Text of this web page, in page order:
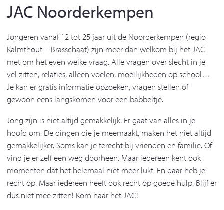
JAC Noorderkempen
Jongeren vanaf 12 tot 25 jaar uit de Noorderkempen (regio
Kalmthout – Brasschaat) zijn meer dan welkom bij het JAC
met om het even welke vraag. Alle vragen over slecht in je
vel zitten, relaties, alleen voelen, moeilijkheden op school…
Je kan er gratis informatie opzoeken, vragen stellen of
gewoon eens langskomen voor een babbeltje.
Jong zijn is niet altijd gemakkelijk. Er gaat van alles in je
hoofd om. De dingen die je meemaakt, maken het niet altijd
gemakkelijker. Soms kan je terecht bij vrienden en familie. Of
vind je er zelf een weg doorheen. Maar iedereen kent ook
momenten dat het helemaal niet meer lukt. En daar heb je
recht op. Maar iedereen heeft ook recht op goede hulp. Blijf er
dus niet mee zitten! Kom naar het JAC!